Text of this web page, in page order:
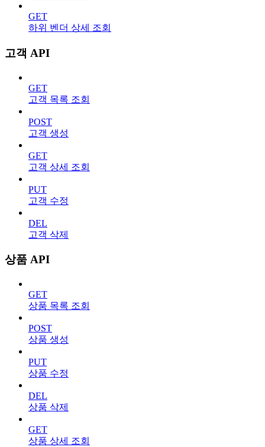
GET
하위 벤더 상세 조회
고객 API
GET
고객 목록 조회
POST
고객 생성
GET
고객 상세 조회
PUT
고객 수정
DEL
고객 삭제
상품 API
GET
상품 목록 조회
POST
상품 생성
PUT
상품 수정
DEL
상품 삭제
GET
상품 상세 조회